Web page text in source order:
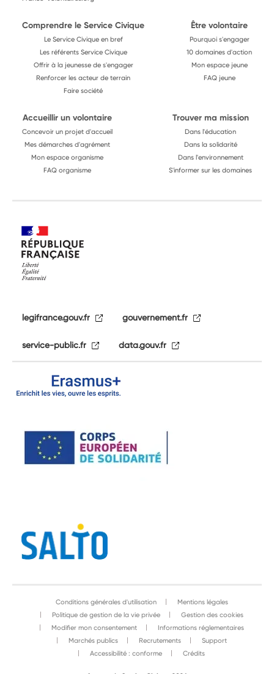
Comprendre le Service Civique
Le Service Civique en bref
Les référents Service Civique
Offrir à la jeunesse de s'engager
Renforcer les acteur de terrain
Faire société
Être volontaire
Pourquoi s'engager
10 domaines d'action
Mon espace jeune
FAQ jeune
Accueillir un volontaire
Concevoir un projet d'accueil
Mes démarches d'agrément
Mon espace organisme
FAQ organisme
Trouver ma mission
Dans l'éducation
Dans la solidarité
Dans l'environnement
S'informer sur les domaines
legifrance.gouv.fr gouvernement.fr
service-public.fr data.gouv.fr
Conditions générales d'utilisation
Mentions légales
Politique de gestion de la vie privée
Gestion des cookies
Modifier mon consentement
Informations réglementaires
Marchés publics
Recrutements
Support
Accessibilité : conforme
Crédits